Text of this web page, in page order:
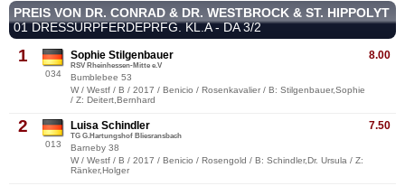
PREIS VON DR. CONRAD & DR. WESTBROCK & ST. HIPPOLYT
01 DRESSURPFERDEPRFG. KL.A - DA 3/2
1
034
8.00
Sophie Stilgenbauer
RSV Rheinhessen-Mitte e.V
Bumblebee 53
W / Westf / B / 2017 / Benicio / Rosenkavalier / B: Stilgenbauer,Sophie
/ Z: Deitert,Bernhard
2
013
7.50
Luisa Schindler
TG G.Hartungshof Bliesransbach
Barneby 38
W / Westf / B / 2017 / Benicio / Rosengold / B: Schindler,Dr. Ursula / Z:
Ränker,Holger